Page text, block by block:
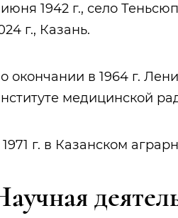
1942 г., село
г., Казань.
окончании в 1964 г.
медицинской
г. в Казанском